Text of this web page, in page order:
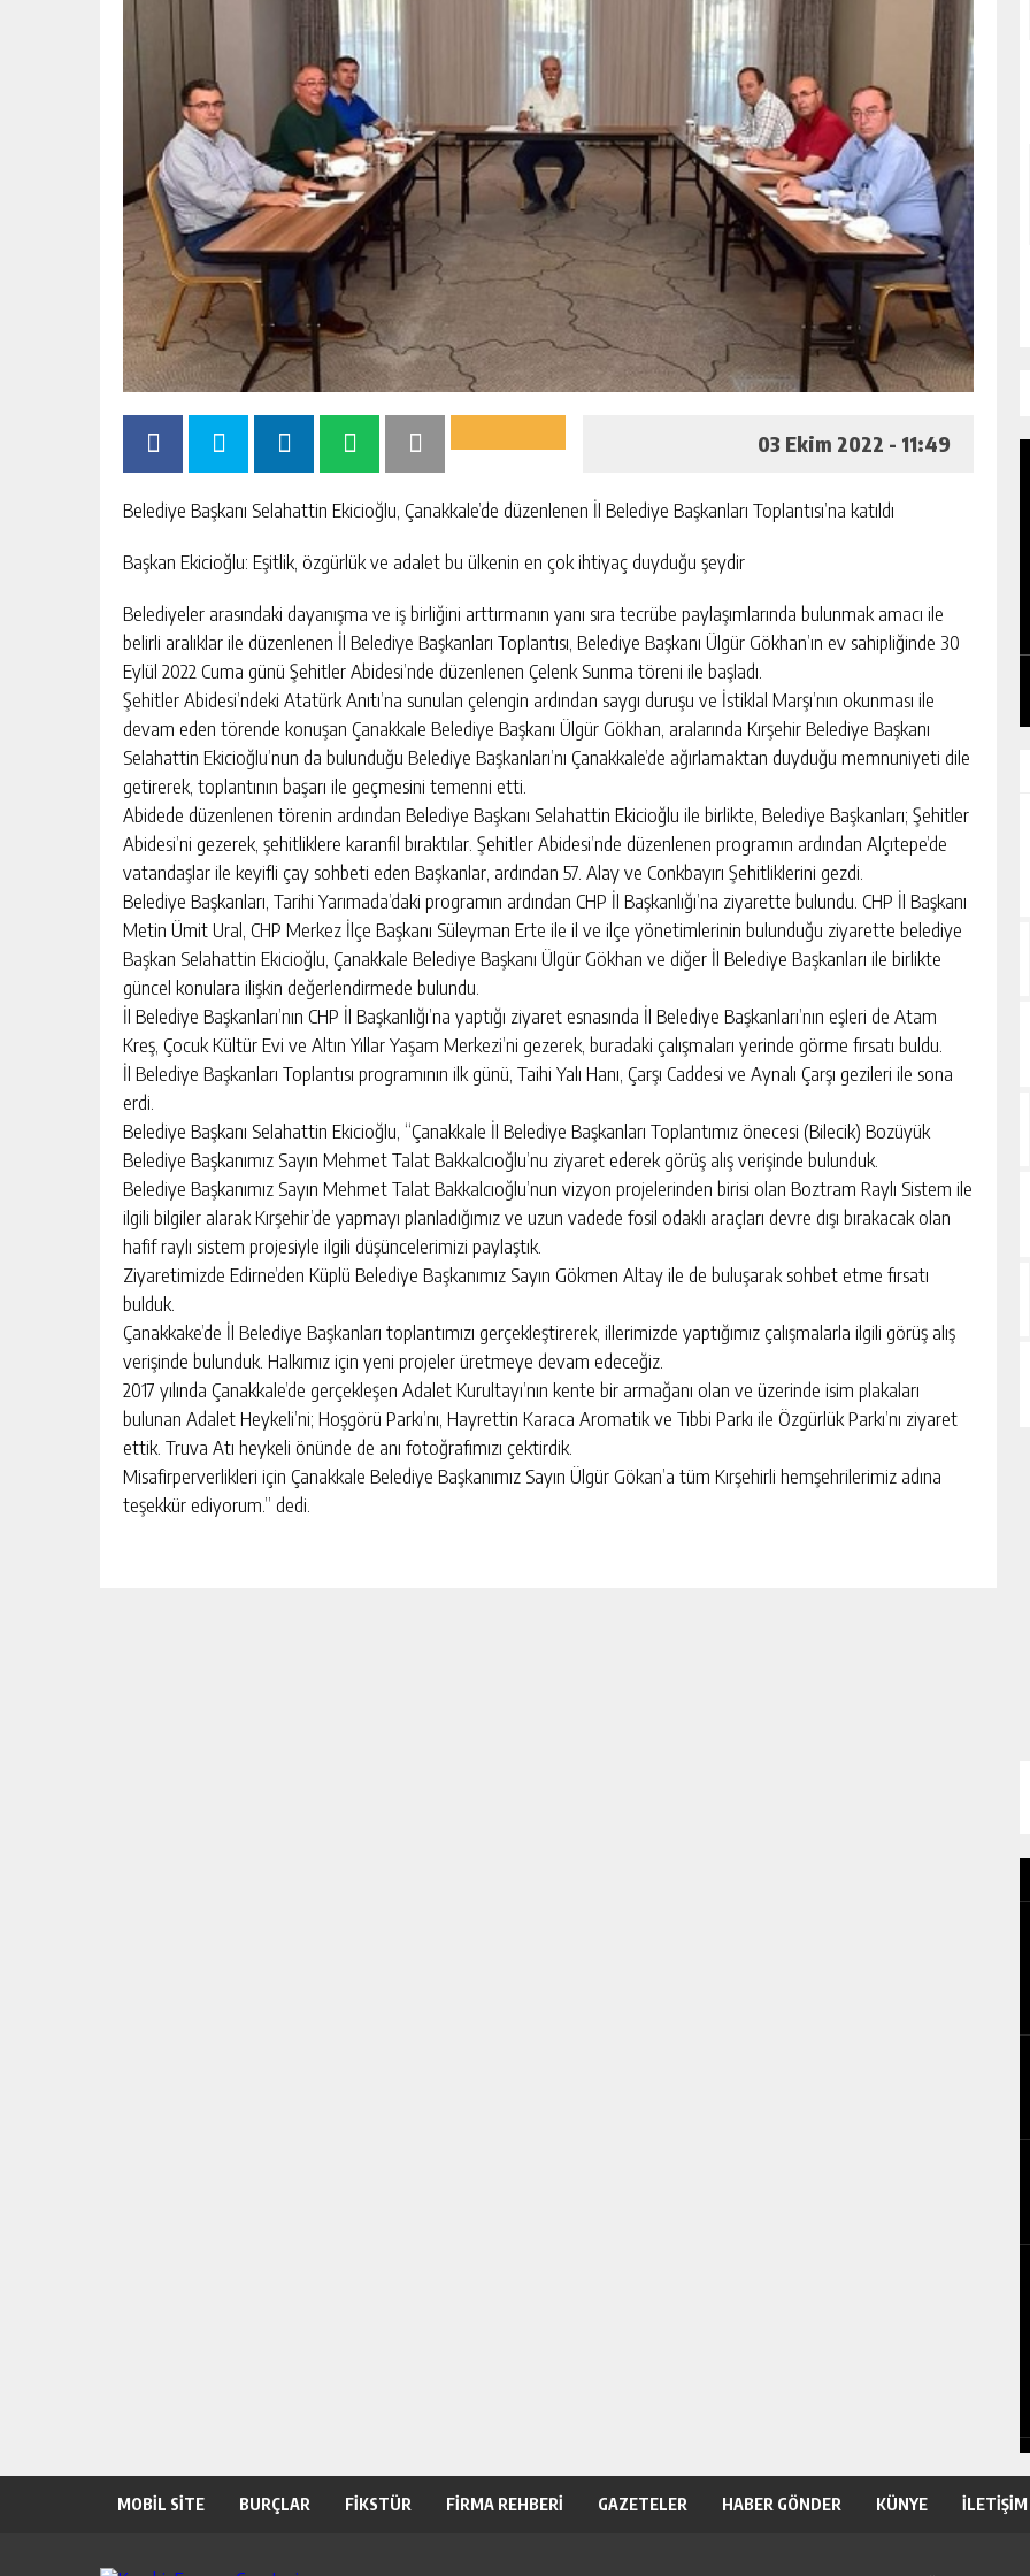
03 Ekim 2022 - 11:49
Belediye Başkanı Selahattin Ekicioğlu, Çanakkale’de düzenlenen İl Belediye Başkanları Toplantısı’na katıldı
Başkan Ekicioğlu: Eşitlik, özgürlük ve adalet bu ülkenin en çok ihtiyaç duyduğu şeydir
Belediyeler arasındaki dayanışma ve iş birliğini arttırmanın yanı sıra tecrübe paylaşımlarında bulunmak amacı ile
belirli aralıklar ile düzenlenen İl Belediye Başkanları Toplantısı, Belediye Başkanı Ülgür Gökhan’ın ev sahipliğinde 30
Eylül 2022 Cuma günü Şehitler Abidesi’nde düzenlenen Çelenk Sunma töreni ile başladı.
Şehitler Abidesi’ndeki Atatürk Anıtı’na sunulan çelengin ardından saygı duruşu ve İstiklal Marşı’nın okunması ile
devam eden törende konuşan Çanakkale Belediye Başkanı Ülgür Gökhan, aralarında Kırşehir Belediye Başkanı
Selahattin Ekicioğlu’nun da bulunduğu Belediye Başkanları’nı Çanakkale’de ağırlamaktan duyduğu memnuniyeti dile
getirerek, toplantının başarı ile geçmesini temenni etti.
Abidede düzenlenen törenin ardından Belediye Başkanı Selahattin Ekicioğlu ile birlikte, Belediye Başkanları; Şehitler
Abidesi’ni gezerek, şehitliklere karanfil bıraktılar. Şehitler Abidesi’nde düzenlenen programın ardından Alçıtepe’de
vatandaşlar ile keyifli çay sohbeti eden Başkanlar, ardından 57. Alay ve Conkbayırı Şehitliklerini gezdi.
Belediye Başkanları, Tarihi Yarımada’daki programın ardından CHP İl Başkanlığı’na ziyarette bulundu. CHP İl Başkanı
Metin Ümit Ural, CHP Merkez İlçe Başkanı Süleyman Erte ile il ve ilçe yönetimlerinin bulunduğu ziyarette belediye
Başkan Selahattin Ekicioğlu, Çanakkale Belediye Başkanı Ülgür Gökhan ve diğer İl Belediye Başkanları ile birlikte
güncel konulara ilişkin değerlendirmede bulundu.
İl Belediye Başkanları’nın CHP İl Başkanlığı’na yaptığı ziyaret esnasında İl Belediye Başkanları’nın eşleri de Atam
Kreş, Çocuk Kültür Evi ve Altın Yıllar Yaşam Merkezi’ni gezerek, buradaki çalışmaları yerinde görme fırsatı buldu.
İl Belediye Başkanları Toplantısı programının ilk günü, Taihi Yalı Hanı, Çarşı Caddesi ve Aynalı Çarşı gezileri ile sona
erdi.
Belediye Başkanı Selahattin Ekicioğlu, “Çanakkale İl Belediye Başkanları Toplantımız önecesi (Bilecik) Bozüyük
Belediye Başkanımız Sayın Mehmet Talat Bakkalcıoğlu’nu ziyaret ederek görüş alış verişinde bulunduk.
Belediye Başkanımız Sayın Mehmet Talat Bakkalcıoğlu’nun vizyon projelerinden birisi olan Boztram Raylı Sistem ile
ilgili bilgiler alarak Kırşehir’de yapmayı planladığımız ve uzun vadede fosil odaklı araçları devre dışı bırakacak olan
hafif raylı sistem projesiyle ilgili düşüncelerimizi paylaştık.
Ziyaretimizde Edirne’den Küplü Belediye Başkanımız Sayın Gökmen Altay ile de buluşarak sohbet etme fırsatı
bulduk.
Çanakkake’de İl Belediye Başkanları toplantımızı gerçekleştirerek, illerimizde yaptığımız çalışmalarla ilgili görüş alış
verişinde bulunduk. Halkımız için yeni projeler üretmeye devam edeceğiz.
2017 yılında Çanakkale’de gerçekleşen Adalet Kurultayı’nın kente bir armağanı olan ve üzerinde isim plakaları
bulunan Adalet Heykeli’ni; Hoşgörü Parkı’nı, Hayrettin Karaca Aromatik ve Tıbbi Parkı ile Özgürlük Parkı’nı ziyaret
ettik. Truva Atı heykeli önünde de anı fotoğrafımızı çektirdik.
Misafirperverlikleri için Çanakkale Belediye Başkanımız Sayın Ülgür Gökan’a tüm Kırşehirli hemşehrilerimiz adına
teşekkür ediyorum.” dedi.
GÜNLÜK HABER AKIŞI
PROGRAMLARINA KATILDI
GÜNLÜK HABER AKIŞI
GÜNEŞE’
MOBİL SİTE BURÇLAR FİKSTÜR FİRMA REHBERİ GAZETELER HABER GÖNDER KÜNYE İLETİŞİM